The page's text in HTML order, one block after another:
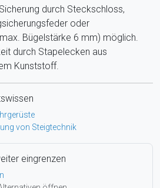
durch Steckschloss,
oder
Bügelstärke 6 mm) möglich.
durch Stapelecken aus
Kunststoff.
von Steigtechnik
eingrenzen